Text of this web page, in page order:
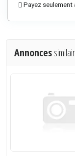
Payez
Annonces